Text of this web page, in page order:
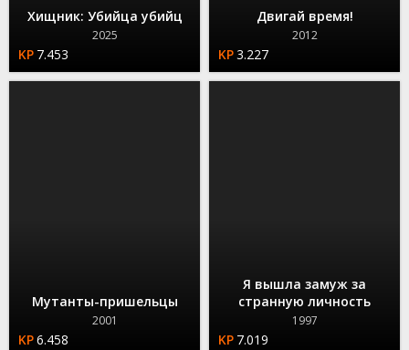
Хищник: Убийца убийц
2025
7.453
Двигай время!
2012
3.227
Мутанты-пришельцы
2001
6.458
Я вышла замуж за
странную личность
1997
7.019